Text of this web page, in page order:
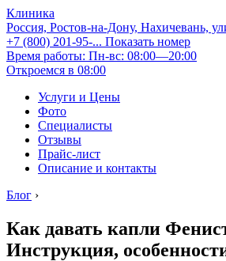
Клиника
Россия, Ростов-на-Дону, Нахичевань,
+7 (800) 201-95-... Показать номер
Время работы: Пн-вс: 08:00—20:00
Откроемся в 08:00
Услуги и Цены
Фото
Специалисты
Отзывы
Прайс-лист
Описание и контакты
Блог ›
Как давать капли
Инструкция,